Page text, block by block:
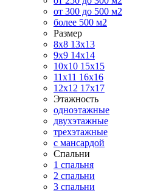
от 300 до 500 м2
более 500 м2
Размер
8х8 13х13
9х9 14х14
10х10 15х15
11x11 16х16
12х12 17х17
Этажность
одноэтажные
двухэтажные
трехэтажные
с мансардой
Спальни
1 спальня
2 спальни
3 спальни